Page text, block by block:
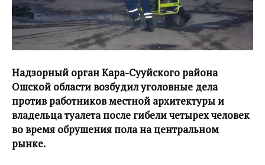
Надзорный орган Кара-Сууйского района
Ошской области возбудил уголовные дела
против работников местной архитектуры и
владельца туалета после гибели четырех человек
во время обрушения пола на центральном
рынке.